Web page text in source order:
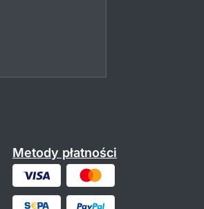
Metody płatności